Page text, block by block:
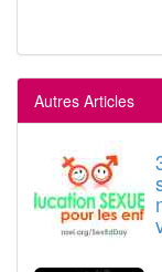
Autres Articles